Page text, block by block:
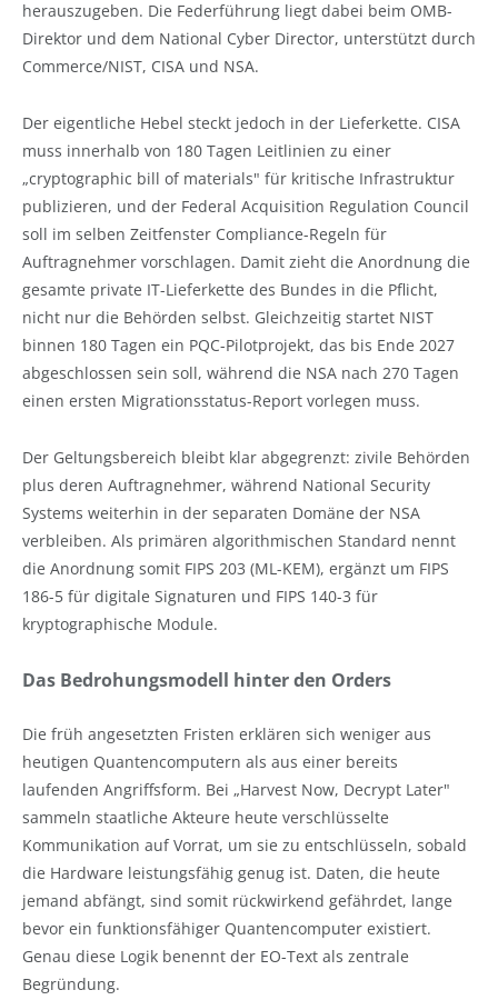
herauszugeben. Die Federführung liegt dabei beim OMB-
Direktor und dem National Cyber Director, unterstützt durch
Commerce/NIST, CISA und NSA.
Der eigentliche Hebel steckt jedoch in der Lieferkette. CISA
muss innerhalb von 180 Tagen Leitlinien zu einer
„cryptographic bill of materials" für kritische Infrastruktur
publizieren, und der Federal Acquisition Regulation Council
soll im selben Zeitfenster Compliance-Regeln für
Auftragnehmer vorschlagen. Damit zieht die Anordnung die
gesamte private IT-Lieferkette des Bundes in die Pflicht,
nicht nur die Behörden selbst. Gleichzeitig startet NIST
binnen 180 Tagen ein PQC-Pilotprojekt, das bis Ende 2027
abgeschlossen sein soll, während die NSA nach 270 Tagen
einen ersten Migrationsstatus-Report vorlegen muss.
Der Geltungsbereich bleibt klar abgegrenzt: zivile Behörden
plus deren Auftragnehmer, während National Security
Systems weiterhin in der separaten Domäne der NSA
verbleiben. Als primären algorithmischen Standard nennt
die Anordnung somit FIPS 203 (ML-KEM), ergänzt um FIPS
186-5 für digitale Signaturen und FIPS 140-3 für
kryptographische Module.
Das Bedrohungsmodell hinter den Orders
Die früh angesetzten Fristen erklären sich weniger aus
heutigen Quantencomputern als aus einer bereits
laufenden Angriffsform. Bei „Harvest Now, Decrypt Later"
sammeln staatliche Akteure heute verschlüsselte
Kommunikation auf Vorrat, um sie zu entschlüsseln, sobald
die Hardware leistungsfähig genug ist. Daten, die heute
jemand abfängt, sind somit rückwirkend gefährdet, lange
bevor ein funktionsfähiger Quantencomputer existiert.
Genau diese Logik benennt der EO-Text als zentrale
Begründung.